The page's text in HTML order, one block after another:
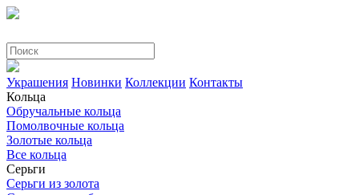
Украшения Новинки Коллекции Контакты
Кольца
Обручальные кольца
Помолвочные кольца
Золотые кольца
Все кольца
Серьги
Серьги из золота